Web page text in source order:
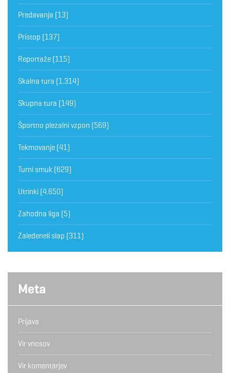
Predavanja (13)
Pristop (137)
Reportaže (115)
Skalna tura (1.314)
Skupna tura (149)
Športno plezalni vzpon (569)
Tekmovanje (41)
Turni smuk (629)
Utrinki (4.650)
Zahodna liga (5)
Zaledeneli slap (311)
Meta
Prijava
Vir vnosov
Vir komentarjev